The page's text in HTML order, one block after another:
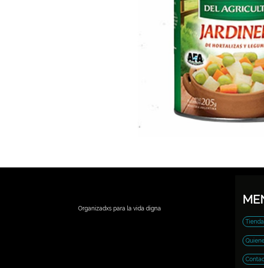
Organizadxs para la vida digna
Tienda